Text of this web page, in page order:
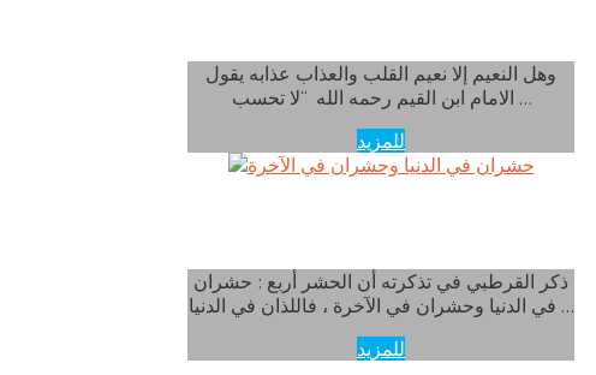
وهل النعيم إلا نعيم القلب والعذاب عذابه يقول
الامام ابن القيم رحمه الله “لا تحسب …
للمزيد
ذكر القرطبي في تذكرته أن الحشر أربع : حشران
في الدنيا وحشران في الآخرة ، فاللذان في الدنيا …
للمزيد